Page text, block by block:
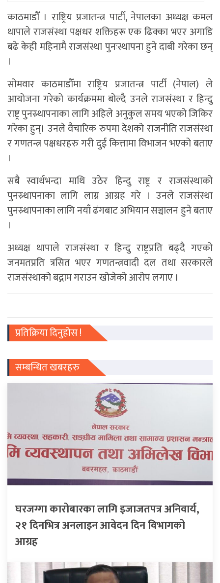
काठमाडाैँ । राष्ट्रिय प्रजातन्त्र पार्टी, नेपालका अध्यक्ष कमल
थापाले राजसंस्था पक्षधर शक्तिहरू एक ढिक्का भएर अगाडि
बढे केही महिनामै राजसंस्था पुनःस्थापना हुने दाबी गरेका छन्
।
सोमवार काठमाडौँमा राष्ट्रिय प्रजातन्त्र पार्टी (नेपाल) ले
आयोजना गरेको कार्यक्रममा बोल्दै उनले राजसंस्था र हिन्दु
राष्ट्र पुनस्र्थापनाका लागि अहिले अनुकुल समय भएको जिकिर
गरेका हुन्। उनले वैचारिक रुपमा देशको राजनीति राजसंस्था
र गणतन्त्र पक्षधरहरु गरी दुई कित्तामा विभाजन भएको बताए
।
सबै स्वार्थभन्दा माथि उठेर हिन्दु राष्ट्र र राजसंस्थाको
पुनस्र्थापनाका लागि लाग्न आग्रह गरे । उनले राजसंस्था
पुनस्र्थापनाका लागि नयाँ ढंगबाट अभियान सञ्चालन हुने बताए
।
अध्यक्ष थापाले राजसंस्था र हिन्दु राष्ट्रप्रति बढ्दै गएको
जनमतप्रति त्रसित भएर गणतन्त्रवादी दल तथा सरकारले
राजसंस्थाको बद्नाम गराउन खोजेको आरोप लगाए ।
प्रतिक्रिया दिनुहोस !
सम्बन्धित खबरहरु
घरजग्गा कारोबारका लागि इजाजतपत्र अनिवार्य,
२१ दिनभित्र अनलाइन आवेदन दिन विभागको
आग्रह